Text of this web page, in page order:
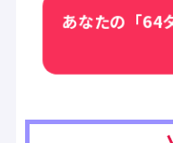
あなたの「64